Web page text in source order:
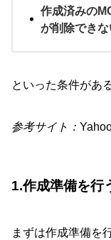
作成済みの
が削除できな
といった条件があ
参考サイト：
1.作成準備を行
まずは作成準備を